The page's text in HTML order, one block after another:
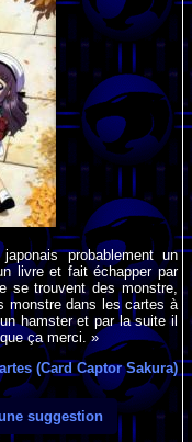
probablement un
livre et fait échapper par
se trouvent des monstre,
monstre dans les cartes à
hamster et par la suite il
ça merci. »
(Card Captor Sakura)
suggestion